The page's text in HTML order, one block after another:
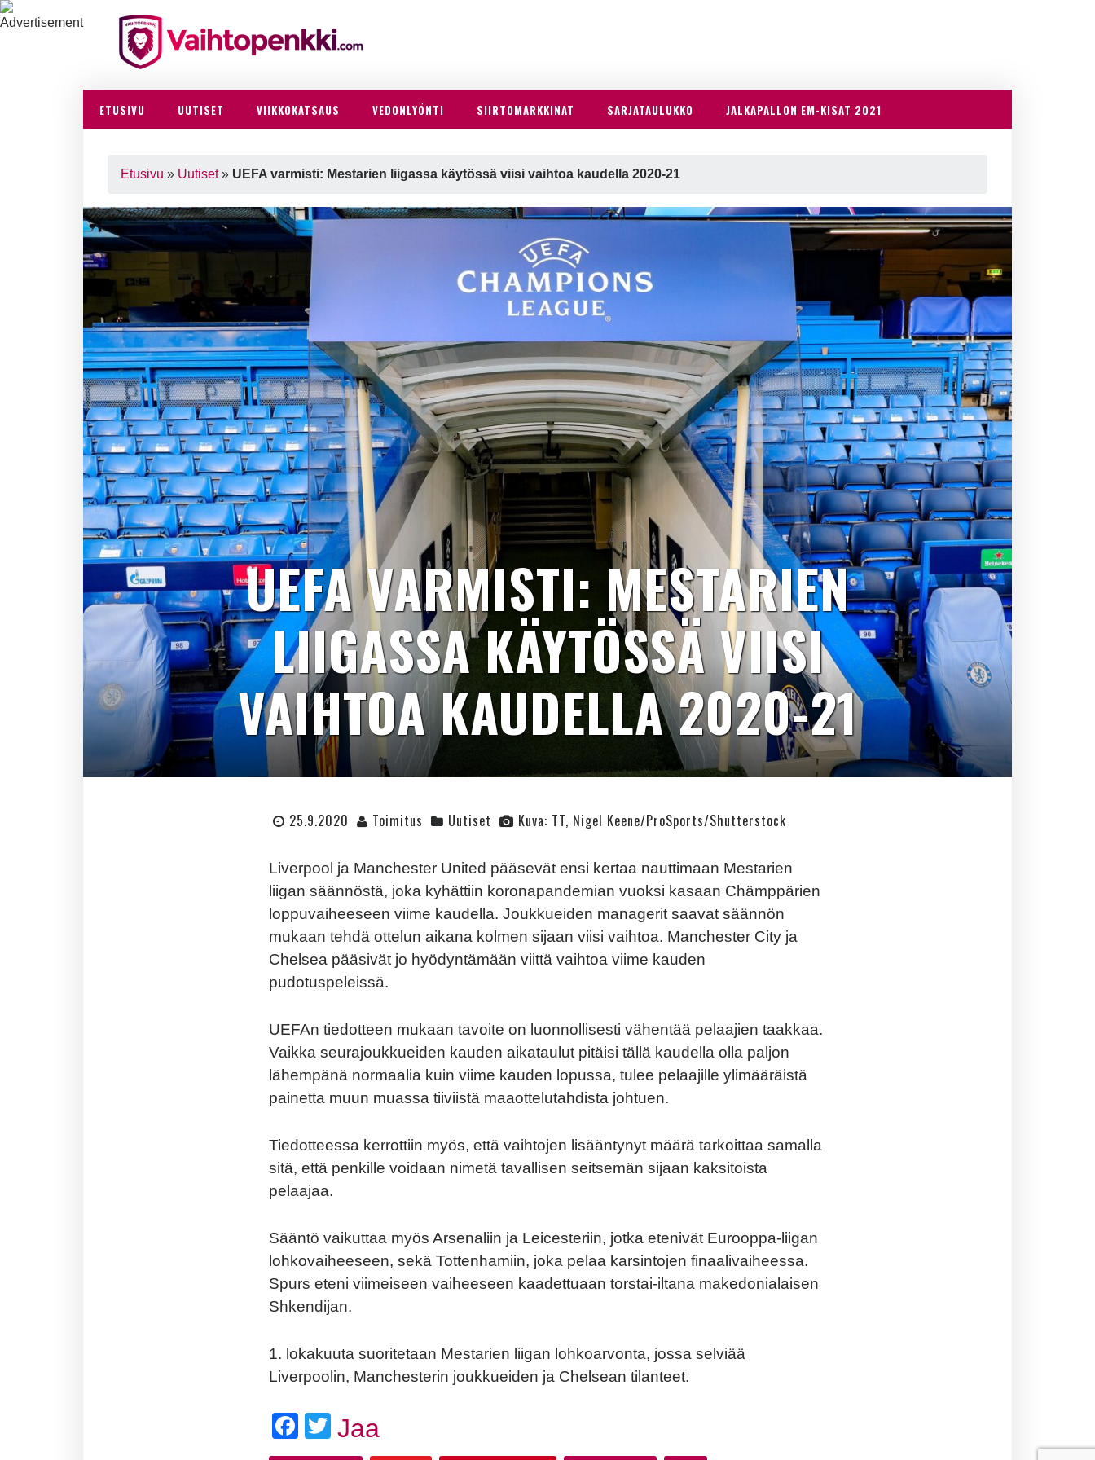
ETUSIVU UUTISET VIIKKOKATSAUS VEDONLYÖNTI SIIRTOMARKKINAT SARJATAULUKKO JALKAPALLON EM-KISAT 2021
Etusivu » Uutiset» UEFA varmisti: Mestarien liigassa käytössä viisi vaihtoa kaudella 2020-21
UEFA VARMISTI: MESTARIEN
LIIGASSA KÄYTÖSSÄ VIISI
VAIHTOA KAUDELLA 2020-21
25.9.2020 Toimitus Uutiset Kuva: TT, Nigel Keene/ProSports/Shutterstock
Liverpool ja Manchester United pääsevät ensi kertaa nauttimaan Mestarien
liigan säännöstä, joka kyhättiin koronapandemian vuoksi kasaan Chämppärien
loppuvaiheeseen viime kaudella. Joukkueiden managerit saavat säännön
mukaan tehdä ottelun aikana kolmen sijaan viisi vaihtoa. Manchester City ja
Chelsea pääsivät jo hyödyntämään viittä vaihtoa viime kauden
pudotuspeleissä.
UEFAn tiedotteen mukaan tavoite on luonnollisesti vähentää pelaajien taakkaa.
Vaikka seurajoukkueiden kauden aikataulut pitäisi tällä kaudella olla paljon
lähempänä normaalia kuin viime kauden lopussa, tulee pelaajille ylimääräistä
painetta muun muassa tiiviistä maaottelutahdista johtuen.
Tiedotteessa kerrottiin myös, että vaihtojen lisääntynyt määrä tarkoittaa samalla
sitä, että penkille voidaan nimetä tavallisen seitsemän sijaan kaksitoista
pelaajaa.
Sääntö vaikuttaa myös Arsenaliin ja Leicesteriin, jotka etenivät Eurooppa-liigan
lohkovaiheeseen, sekä Tottenhamiin, joka pelaa karsintojen finaalivaiheessa.
Spurs eteni viimeiseen vaiheeseen kaadettuaan torstai-iltana makedonialaisen
Shkendijan.
1. lokakuuta suoritetaan Mestarien liigan lohkoarvonta, jossa selviää
Liverpoolin, Manchesterin joukkueiden ja Chelsean tilanteet.
Facebook
Twitter
Jaa